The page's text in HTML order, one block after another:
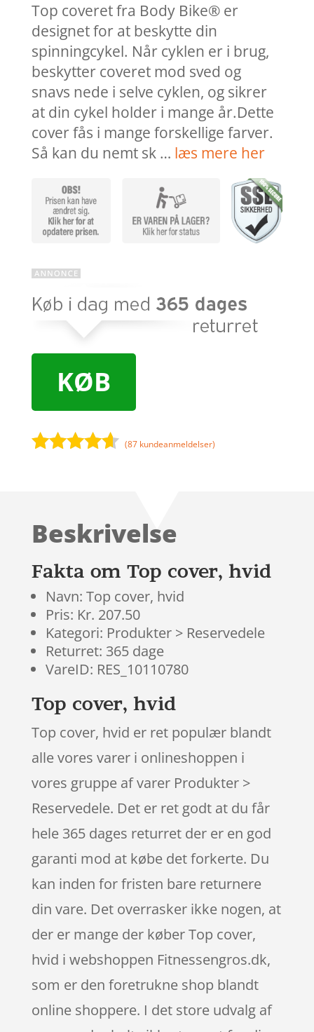
Top coveret fra Body Bike® er
designet for at beskytte din
spinningcykel. Når cyklen er i brug,
beskytter coveret mod sved og
snavs nede i selve cyklen, og sikrer
at din cykel holder i mange år.Dette
cover fås i mange forskellige farver.
Så kan du nemt sk … læs mere her
KØB
på
mmelser
(87 kundeanmeldelser)
Beskrivelse
Fakta om Top cover, hvid
Navn: Top cover, hvid
Pris: Kr. 207.50
Kategori: Produkter > Reservedele
Returret: 365 dage
VareID: RES_10110780
Top cover, hvid
Top cover, hvid er ret populær blandt
alle vores varer i onlineshoppen i
vores gruppe af varer Produkter >
Reservedele. Det er ret godt at du får
hele 365 dages returret der er en god
garanti mod at købe det forkerte. Du
kan inden for fristen bare returnere
din vare. Det overrasker ikke nogen, at
der er mange der køber Top cover,
hvid i webshoppen Fitnessengros.dk,
som er den foretrukne shop blandt
online shoppere. I det store udvalg af